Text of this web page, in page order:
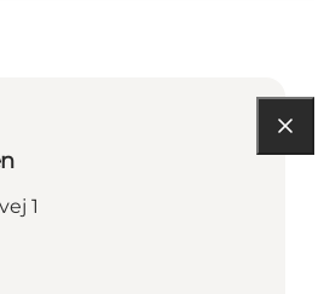
1